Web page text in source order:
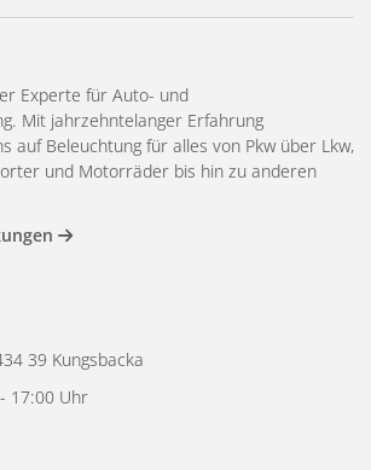
Lebensdauer und verringern den
Sichtbarkeit und Sicherheit mit
LED-Licht
robustes Design, das auch rauen
standhält
für maximalen Schutz gegen Wasser und
erfordern
Experte für Auto- und
Mit jahrzehntelanger Erfahrung
auf Beleuchtung für alles von Pkw über Lkw,
und Motorräder bis hin zu anderen
39 Kungsbacka
17:00 Uhr